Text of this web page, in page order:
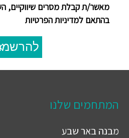
מאשר/ת קבלת מסרים שיווקיים,
בהתאם למדיניות הפרטיות
המתחמים שלנו
מבנהבאר שבע